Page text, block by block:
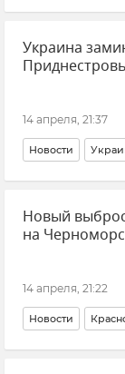
Украина
14 апреля, 21:37
Новости
Минирование
Новый
на
14 апреля, 21:22
Новости
Черное море